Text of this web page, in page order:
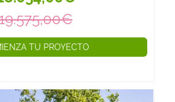
TU PROYECTO